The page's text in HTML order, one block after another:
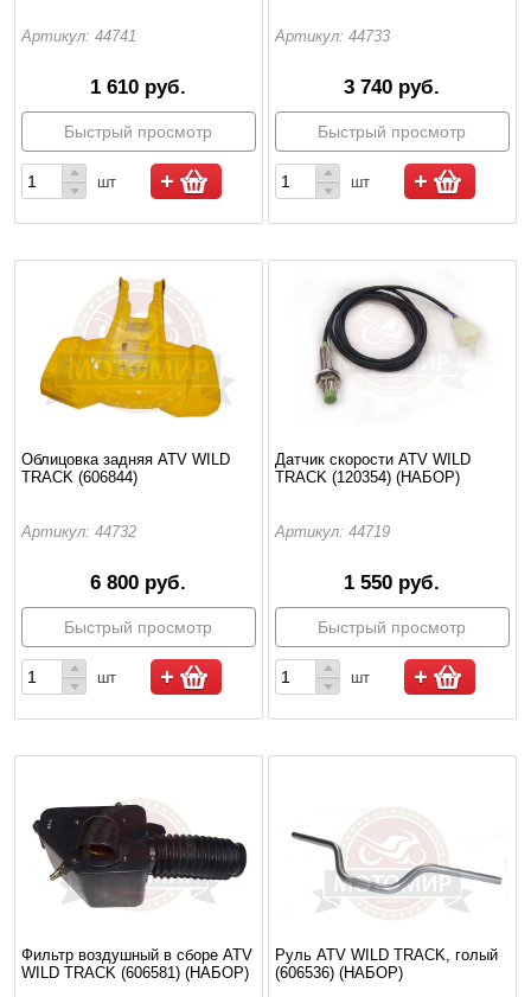
Артикул: 44741
1 610 руб.
Быстрый просмотр
шт
Артикул: 44733
3 740 руб.
Быстрый просмотр
шт
Облицовка задняя ATV WILD
TRACK (606844)
Артикул: 44732
6 800 руб.
Быстрый просмотр
шт
Датчик скорости ATV WILD
TRACK (120354) (НАБОР)
Артикул: 44719
1 550 руб.
Быстрый просмотр
шт
Фильтр воздушный в сборе ATV
WILD TRACK (606581) (НАБОР)
Руль ATV WILD TRACK, голый
(606536) (НАБОР)